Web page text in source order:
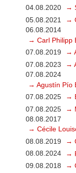
04.08.2020
→
05.08.2021
→
06.08.2014
→ Carl Philipp
07.08.2019
→
07.08.2023
→
07.08.2024
→ Agustín Pío
07.08.2025
→
07.08.2025
→
08.08.2017
→ Cécile
08.08.2019
→
08.08.2024
→
09.08.2018
→